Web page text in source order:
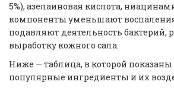
5%), азелаиновая кислота,
компоненты уменьшают
подавляют деятельность бактерий,
выработку кожного сала.
Ниже — таблица, в которой
популярные ингредиенты и их